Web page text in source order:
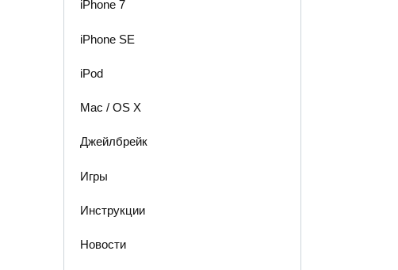
iPhone 7
iPhone SE
iPod
Mac / OS X
Джейлбрейк
Игры
Инструкции
Новости